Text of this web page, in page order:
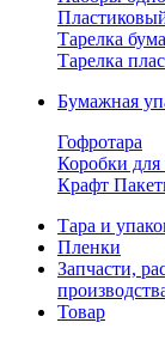
Тарелка
Тарелка
Бумажная
Гофротара
Коробки
Крафт
Тара и
Пленки
Запчасти,
Товар